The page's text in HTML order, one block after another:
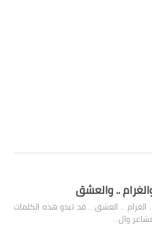
.. والعشق
.. العشق .. قد تبدو هذه الكلمات
وال…